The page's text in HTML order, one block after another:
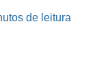
de leitura